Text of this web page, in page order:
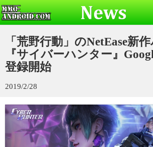
「荒野行動」のNetEase新
『サイバーハンター』
登録開始
2019/2/28